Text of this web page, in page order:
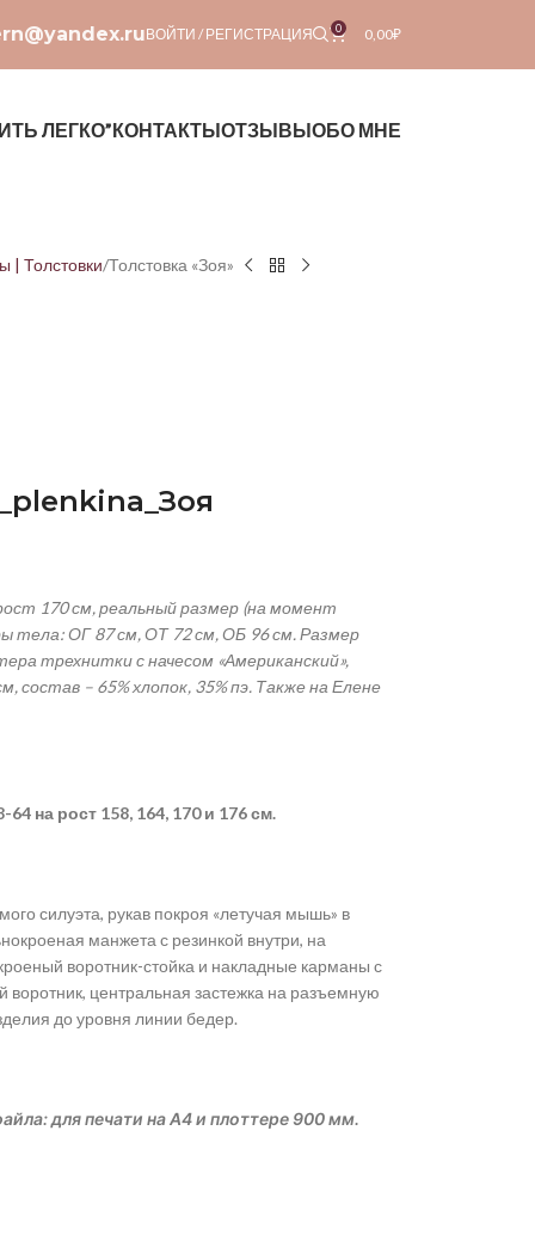
ВОЙТИ / РЕГИСТРАЦИЯ 0 0,00₽
ЛЕГКО”КОНТАКТЫОТЗЫВЫОБО МНЕ
| Толстовки Толстовка «Зоя»
Зоя
170 см, реальный размер (на момент
тела: ОГ 87 см, ОТ 72 см, ОБ 96 см. Размер
трехнитки с начесом «Американский»,
состав – 65% хлопок, 35% пэ. Также на Елене
на рост 158, 164, 170 и 176 см.
силуэта, рукав покроя «летучая мышь» в
манжета с резинкой внутри, на
воротник-стойка и накладные карманы с
воротник, центральная застежка на разъемную
до уровня линии бедер.
для печати на А4 и плоттере 900 мм.